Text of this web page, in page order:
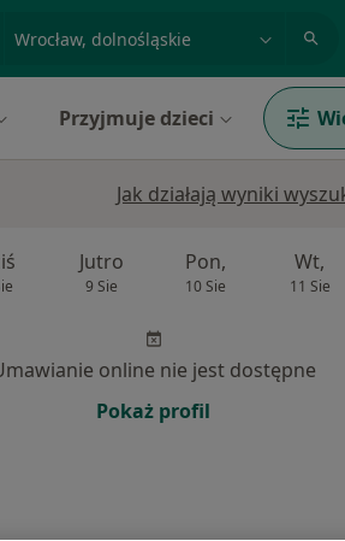
miasto lub dzielnica
Przyjmuje dzieci
Jak działają wyniki
Jutro
9 Sie
Pon,
10 Sie
Wt,
11 Sie
online nie jest dostępne
Pokaż profil